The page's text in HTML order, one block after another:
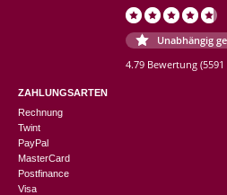
Unabhängig
4.79 Bewertung
ZAHLUNGSARTEN
Rechnung
Twint
PayPal
MasterCard
Postfinance
Visa